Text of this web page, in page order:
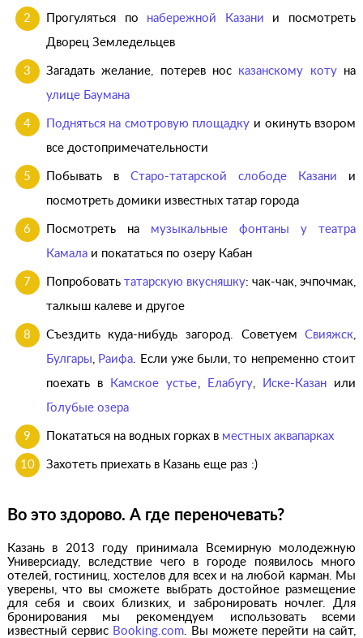
Прогуляться по набережной Казани и посмотреть
Дворец Земледельцев
Загадать желание, потерев нос казанскому котуна
улице Баумана
Подняться на смотровую площадку и окинуть взором
все достопримечательности
Побывать в Старо-татарской слободе Казани и
посмотреть домики известных татар города
Посмотреть на музыкальные фонтаны у театра
Камалаи покататься по озеру Кабан
Попробовать татарскую вкусняшку: чак-чак, эчпочмак,
талкыш калеве и другое
Съездить куда-нибудь загород. СоветуемСвияжск,
Булгары, Раифа. Если уже были, то непременно стоит
поехать в
Камское устье, Елабугу, Иске-Казанили
Голубые озера
Покататься на водных горках в местных аквапарках
Захотеть приехать в Казань еще раз :)
Во это здорово. А где переночевать?
Казань в 2013 году принимала Всемирную молодежную
Универсиаду, вследствие чего в городе появилось много
отелей, гостиниц, хостелов для всех и на любой карман. Мы
уверены, что вы сможете выбрать достойное размещение
для себя и своих близких, и забронировать ночлег. Для
бронирования мы рекомендуем использовать всеми
известный сервис Booking.com. Вы можете перейти на сайт,